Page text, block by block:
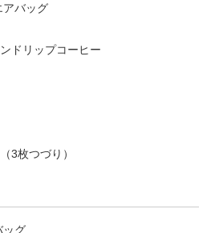
アバッグ
ドリップコーヒー
3枚つづり）
ッグ